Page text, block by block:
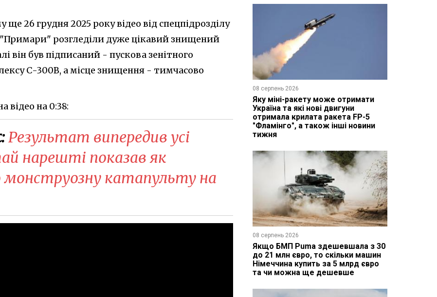
ще 26 грудня 2025 року відео від спецпідрозділу
розгледіли дуже цікавий знищений
він був підписаний - пускова зенітного
С-300В, а місце знищення - тимчасово
відео на 0:38:
Результат випередив усі
нарешті показав як
монструозну катапульту на
08 серпень 2026
Яку міні-ракету може отримати
Україна та які нові двигуни
отримала крилата ракета FP-5
"Фламінго", а також інші новини
тижня
08 серпень 2026
Якщо БМП Puma здешевшала з 30
до 21 млн євро, то скільки машин
Німеччина купить за 5 млрд євро
та чи можна ще дешевше